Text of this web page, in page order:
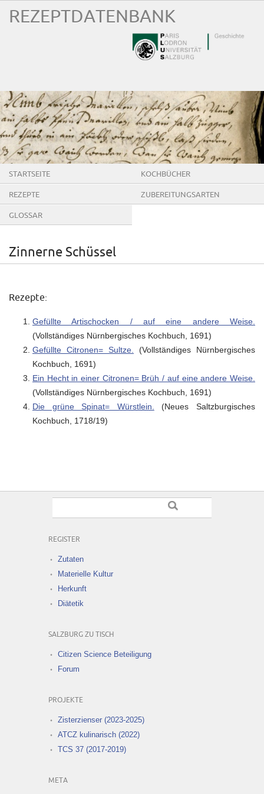
REZEPTDATENBANK
STARTSEITE KOCHBÜCHER
REZEPTE ZUBEREITUNGSARTEN
GLOSSAR
Zinnerne Schüssel
Rezepte:
Gefüllte Artischocken / auf eine andere Weise.
(Vollständiges Nürnbergisches Kochbuch, 1691)
Gefüllte Citronen= Sultze.
(Vollständiges Nürnbergisches
Kochbuch, 1691)
Ein Hecht in einer Citronen= Brüh / auf eine andere Weise.
(Vollständiges Nürnbergisches Kochbuch, 1691)
Die grüne Spinat= Würstlein.
(Neues Saltzburgisches
Kochbuch, 1718/19)
REGISTER
Zutaten
Materielle Kultur
Herkunft
Diätetik
SALZBURG ZU TISCH
Citizen Science Beteiligung
Forum
PROJEKTE
Zisterzienser (2023-2025)
ATCZ kulinarisch (2022)
TCS 37 (2017-2019)
META